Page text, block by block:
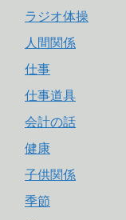
ラジオ体操
人間関係
仕事
仕事道具
会計の話
健康
子供関係
季節